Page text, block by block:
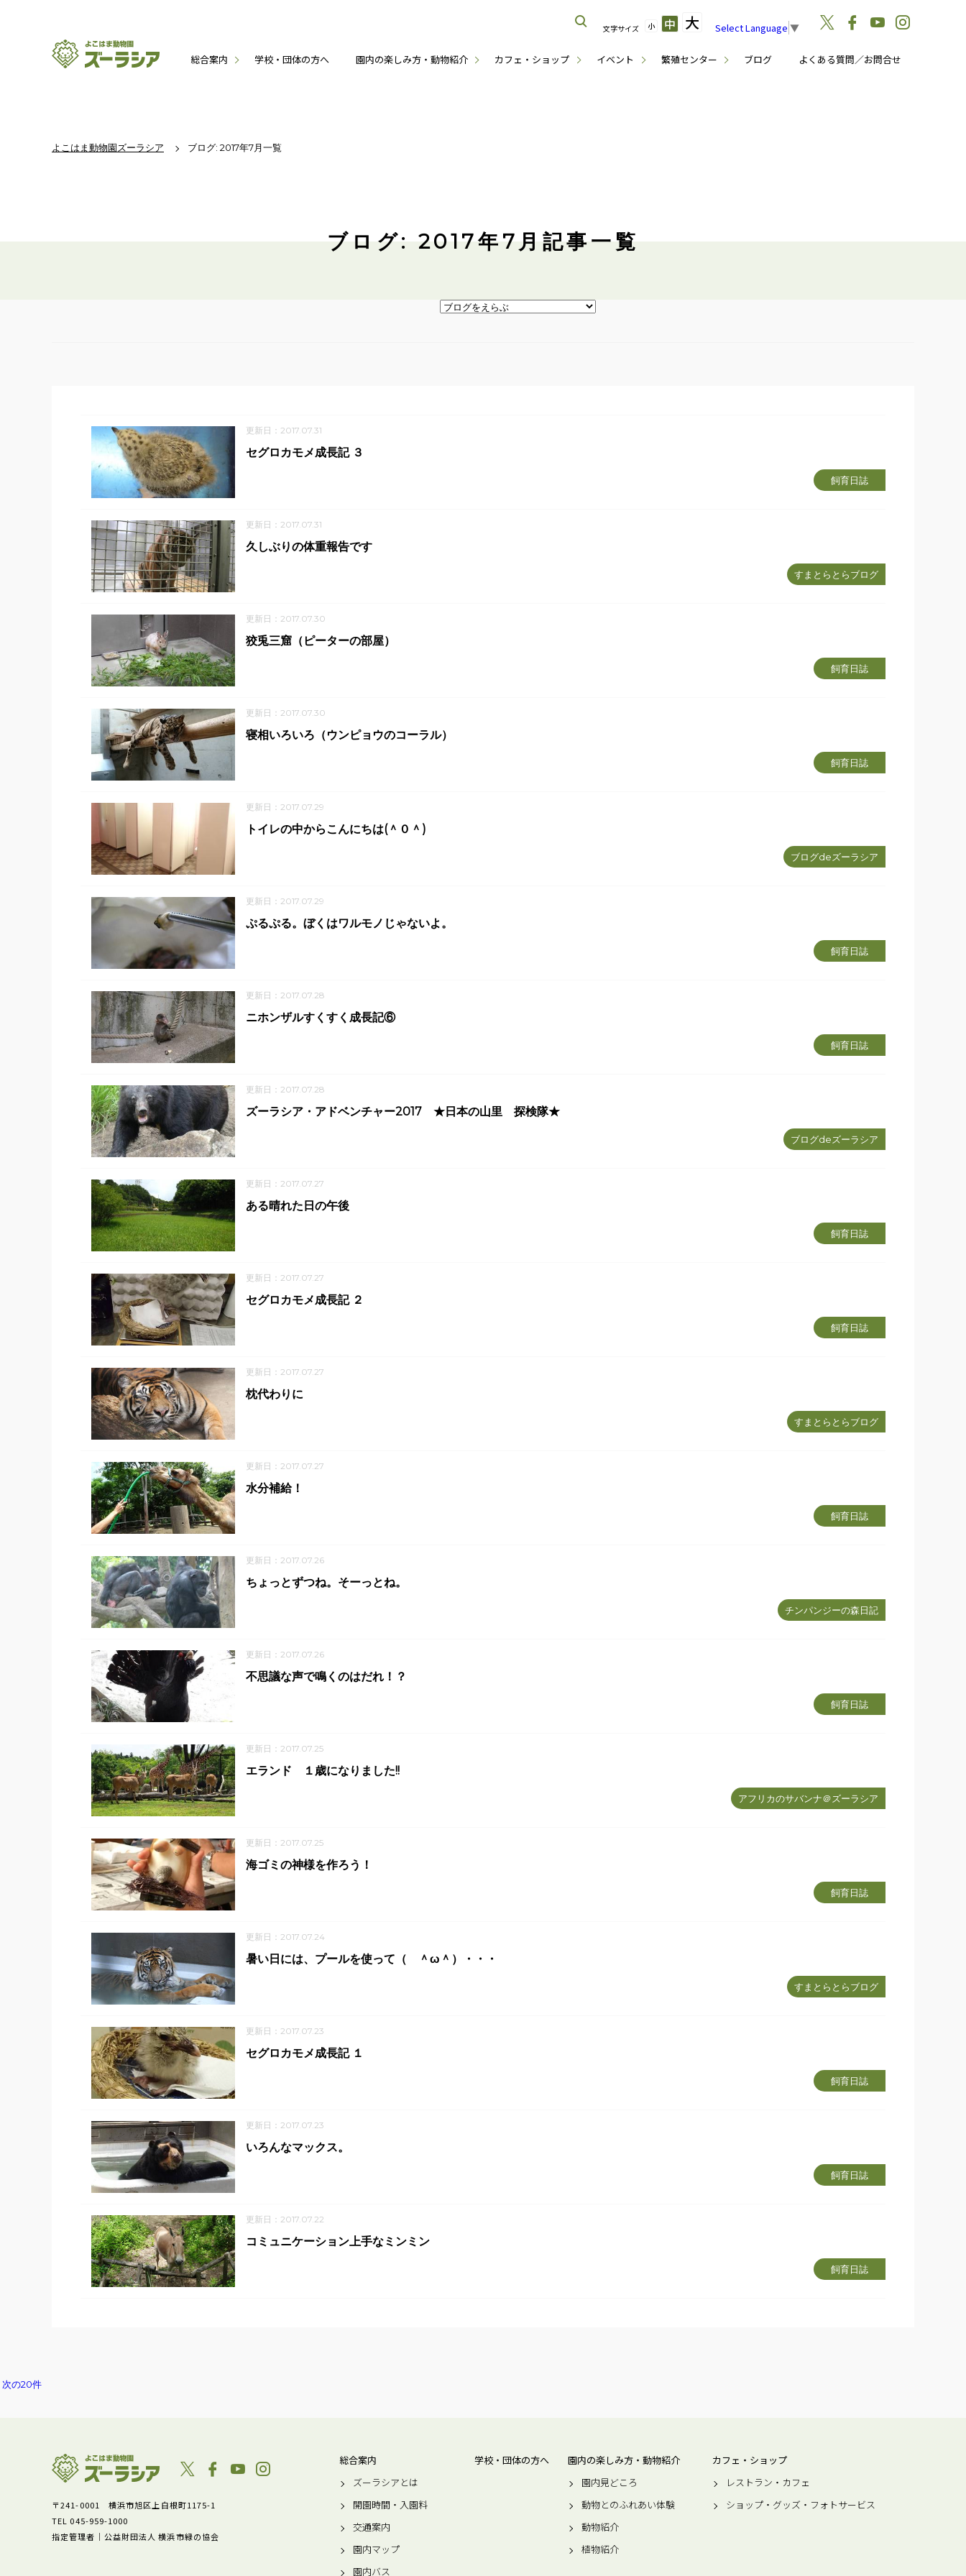
総合案内 学校・団体の方へ 園内の楽しみ方・動物紹介 カフェ・ショップ イベント 繁殖センター ブログ よくある質問／お問合せ
文字サイズ 小 中 大 Select Language ▼
よこはま動物園ズーラシア ブログ: 2017年7月一覧
ブログ: 2017年7月記事一覧
更新日：2017.07.31
飼育日誌
セグロカモメ成長記 ３
更新日：2017.07.31
すまとらとらブログ
久しぶりの体重報告です
更新日：2017.07.30
飼育日誌
狡兎三窟（ピーターの部屋）
更新日：2017.07.30
飼育日誌
寝相いろいろ（ウンピョウのコーラル）
更新日：2017.07.29
ブログdeズーラシア
トイレの中からこんにちは(＾０＾)
更新日：2017.07.29
飼育日誌
ぷるぷる。ぼくはワルモノじゃないよ。
更新日：2017.07.28
飼育日誌
ニホンザルすくすく成長記⑥
更新日：2017.07.28
ブログdeズーラシア
ズーラシア・アドベンチャー2017 ★日本の山里 探検隊★
更新日：2017.07.27
飼育日誌
ある晴れた日の午後
更新日：2017.07.27
飼育日誌
セグロカモメ成長記 ２
更新日：2017.07.27
すまとらとらブログ
枕代わりに
更新日：2017.07.27
飼育日誌
水分補給！
更新日：2017.07.26
チンパンジーの森日記
ちょっとずつね。そーっとね。
更新日：2017.07.26
飼育日誌
不思議な声で鳴くのはだれ！？
更新日：2017.07.25
アフリカのサバンナ＠ズーラシア
エランド １歳になりました!!
更新日：2017.07.25
飼育日誌
海ゴミの神様を作ろう！
更新日：2017.07.24
すまとらとらブログ
暑い日には、プールを使って（ ＾ω＾）・・・
更新日：2017.07.23
飼育日誌
セグロカモメ成長記 １
更新日：2017.07.23
飼育日誌
いろんなマックス。
更新日：2017.07.22
飼育日誌
コミュニケーション上手なミンミン
次の20件
〒241-0001 横浜市旭区上白根町1175-1
TEL 045-959-1000
指定管理者｜公益財団法人 横浜市緑の協会
総合案内
ズーラシアとは
開園時間・入園料
交通案内
園内マップ
園内バス
学校・団体の方へ
園内の楽しみ方・動物紹介
園内見どころ
動物とのふれあい体験
動物紹介
植物紹介
カフェ・ショップ
レストラン・カフェ
ショップ・グッズ・フォトサービス